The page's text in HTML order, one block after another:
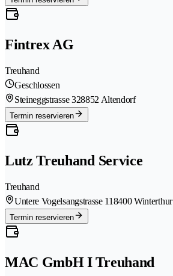
Fintrex AG
Treuhand
Geschlossen
Steineggstrasse 328852 Altendorf
Termin reservieren
Lutz Treuhand Service
Treuhand
Untere Vogelsangstrasse 118400 Winterthur
Termin reservieren
MAC GmbH I Treuhand